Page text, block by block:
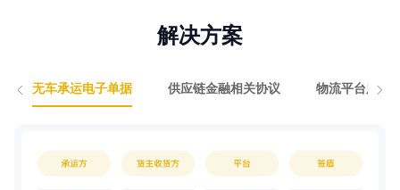
解决方案
无车承运电子单据 供应链金融相关协议 物流平台服务